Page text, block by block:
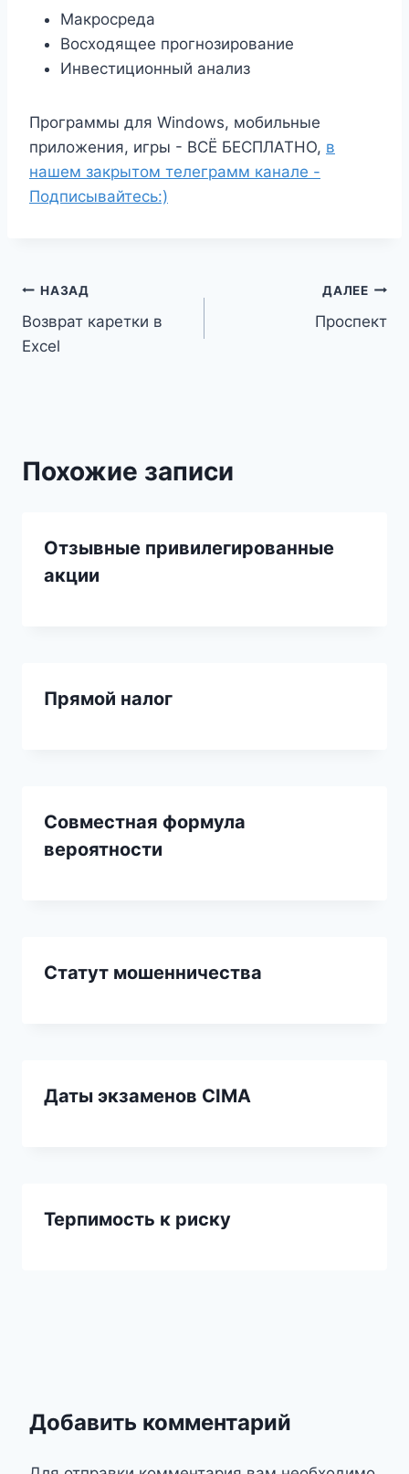
Макросреда
Восходящее прогнозирование
Инвестиционный анализ
Программы для Windows, мобильные
приложения, игры - ВСЁ БЕСПЛАТНО, в
нашем закрытом телеграмм канале -
Подписывайтесь:)
Навигация
по
НАЗАД
Возврат каретки в
Excel
ДАЛЕЕ
Проспект
Похожие записи
Отзывные привилегированные
акции
Прямой налог
Совместная формула
вероятности
Статут мошенничества
Даты экзаменов CIMA
Терпимость к риску
Добавить комментарий